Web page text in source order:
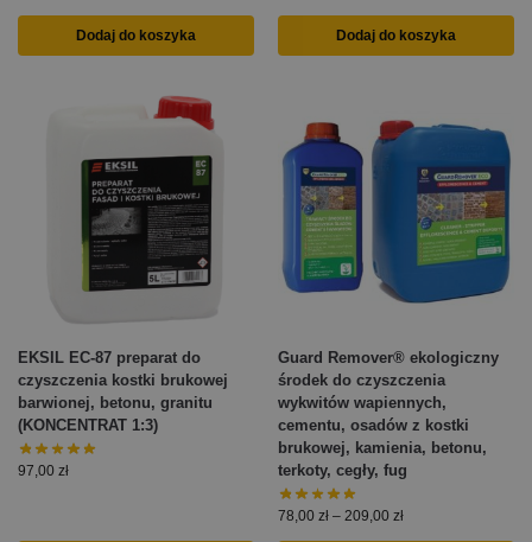
Dodaj do koszyka Dodaj do koszyka
EKSIL EC-87 preparat do
czyszczenia kostki brukowej
barwionej, betonu, granitu
(KONCENTRAT 1:3)
97,00 zł
Guard Remover® ekologiczny
środek do czyszczenia
wykwitów wapiennych,
cementu, osadów z kostki
brukowej, kamienia, betonu,
terkoty, cegły, fug
78,00 zł – 209,00 zł